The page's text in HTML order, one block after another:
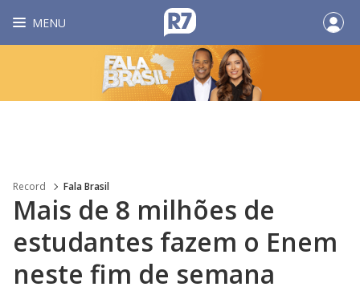
MENU
Record Fala Brasil
Mais de 8 milhões de
estudantes fazem o Enem
neste fim de semana